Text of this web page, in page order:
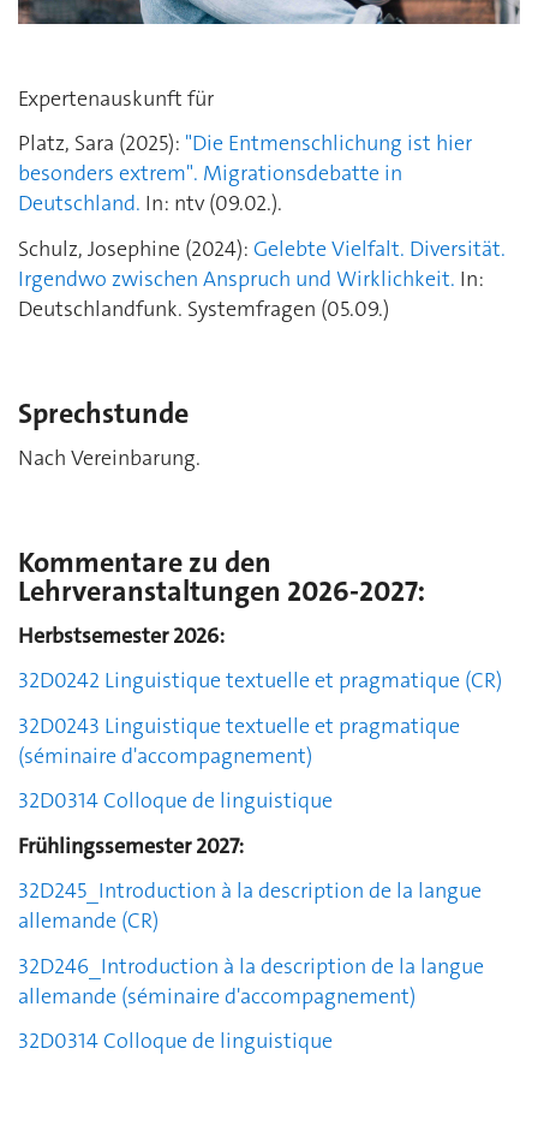
Expertenauskunft für
Platz, Sara (2025): "Die Entmenschlichung ist hier
besonders extrem". Migrationsdebatte in
Deutschland. In: ntv (09.02.).
Schulz, Josephine (2024): Gelebte Vielfalt. Diversität.
Irgendwo zwischen Anspruch und Wirklichkeit. In:
Deutschlandfunk. Systemfragen (05.09.)
Sprechstunde
Nach Vereinbarung.
Kommentare zu den
Lehrveranstaltungen 2026-2027:
Herbstsemester 2026:
32D0242 Linguistique textuelle et pragmatique (CR)
32D0243 Linguistique textuelle et pragmatique
(séminaire d'accompagnement)
32D0314 Colloque de linguistique
Frühlingssemester 2027:
32D245_ Introduction à la description de la langue
allemande (CR)
32D246_ Introduction à la description de la langue
allemande (séminaire d'accompagnement)
32D0314 Colloque de linguistique